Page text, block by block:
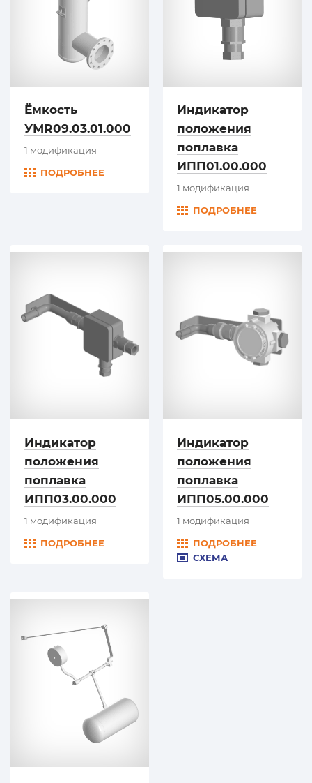
Ёмкость
УМR09.03.01.000
1 модификация
ПОДРОБНЕЕ
Индикатор
положения
поплавка
ИПП01.00.000
1 модификация
ПОДРОБНЕЕ
Индикатор
положения
поплавка
ИПП03.00.000
1 модификация
ПОДРОБНЕЕ
Индикатор
положения
поплавка
ИПП05.00.000
1 модификация
ПОДРОБНЕЕ
СХЕМА